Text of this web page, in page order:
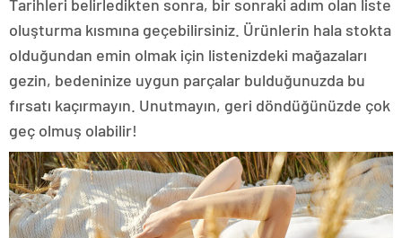
Tarihleri belirledikten sonra, bir sonraki adım olan liste
oluşturma kısmına geçebilirsiniz. Ürünlerin hala stokta
olduğundan emin olmak için listenizdeki mağazaları
gezin, bedeninize uygun parçalar bulduğunuzda bu
fırsatı kaçırmayın. Unutmayın, geri döndüğünüzde çok
geç olmuş olabilir!